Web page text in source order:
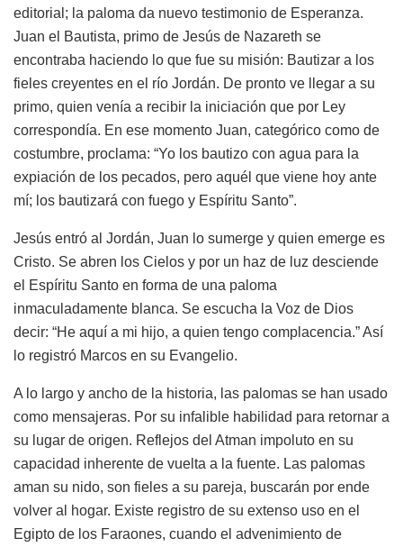
editorial; la paloma da nuevo testimonio de Esperanza.
Juan el Bautista, primo de Jesús de Nazareth se
encontraba haciendo lo que fue su misión: Bautizar a los
fieles creyentes en el río Jordán. De pronto ve llegar a su
primo, quien venía a recibir la iniciación que por Ley
correspondía. En ese momento Juan, categórico como de
costumbre, proclama: “Yo los bautizo con agua para la
expiación de los pecados, pero aquél que viene hoy ante
mí; los bautizará con fuego y Espíritu Santo”.
Jesús entró al Jordán, Juan lo sumerge y quien emerge es
Cristo. Se abren los Cielos y por un haz de luz desciende
el Espíritu Santo en forma de una paloma
inmaculadamente blanca. Se escucha la Voz de Dios
decir: “He aquí a mi hijo, a quien tengo complacencia.” Así
lo registró Marcos en su Evangelio.
A lo largo y ancho de la historia, las palomas se han usado
como mensajeras. Por su infalible habilidad para retornar a
su lugar de origen. Reflejos del Atman impoluto en su
capacidad inherente de vuelta a la fuente. Las palomas
aman su nido, son fieles a su pareja, buscarán por ende
volver al hogar. Existe registro de su extenso uso en el
Egipto de los Faraones, cuando el advenimiento de